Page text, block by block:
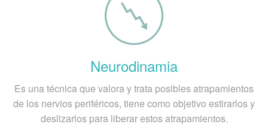
Neurodinamia
Es una técnica que valora y trata posibles atrapamientos
de los nervios periféricos, tiene como objetivo estirarlos y
deslizarlos para liberar estos atrapamientos.